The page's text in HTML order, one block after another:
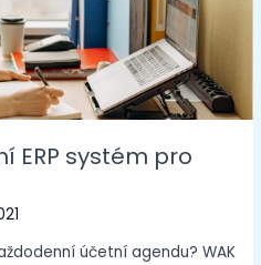
ERP systém pro
účetní agendu? WAK